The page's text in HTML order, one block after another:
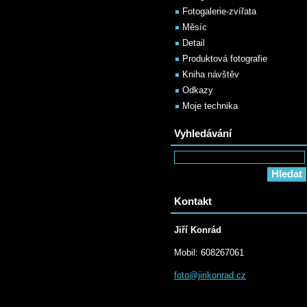
Fotogalerie-zvířata
Měsíc
Detail
Produktová fotografie
Kniha návštěv
Odkazy
Moje technika
Vyhledávání
Kontakt
Jiří Konrád
Mobil: 608267061
foto@jirikonrad.cz